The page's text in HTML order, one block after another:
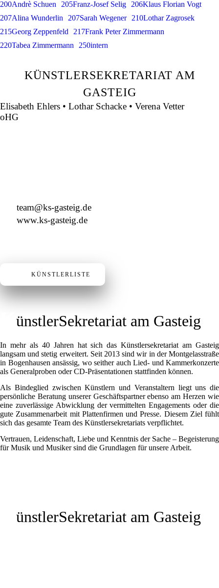
200Andrè Schuen
205Franz-Josef Selig
206Klaus Florian Vogt
207Alina Wunderlin
207Sarah Wegener
210Lothar Zagrosek
215Georg Zeppenfeld
217Frank Peter Zimmermann
220Tabea Zimmermann
250intern
KÜNSTLERSEKRETARIAT AM
GASTEIG
Elisabeth Ehlers • Lothar Schacke • Verena Vetter
oHG
team@ks-gasteig.de
www.ks-gasteig.de
KÜNSTLERLISTE
ünstlerSekretariat am Gasteig
In mehr als 40 Jahren hat sich das Künstlersekretariat am Gasteig
langsam und stetig erweitert. Seit 2013 sind wir in der Montgelasstraße
in Bogenhausen ansässig, wo seither auch Lied- und Kammerkonzerte
als Generalproben oder CD-Präsentationen stattfinden können.
Als Bindeglied zwischen Künstlern und Veranstaltern liegt uns die
persönliche Beratung unserer Geschäftspartner ebenso am Herzen wie
eine zuverlässige Abwicklung der vermittelten Engagements oder die
gute Zusammenarbeit mit Plattenfirmen und Presse. Diesem Ziel fühlt
sich das gesamte Team des Künstlersekretariats verpflichtet.
Vertrauen, Leidenschaft, Liebe und Kenntnis der Sache – Begeisterung
für Musik und Musiker sind die Grundlagen für unsere Arbeit.
ünstlerSekretariat am Gasteig